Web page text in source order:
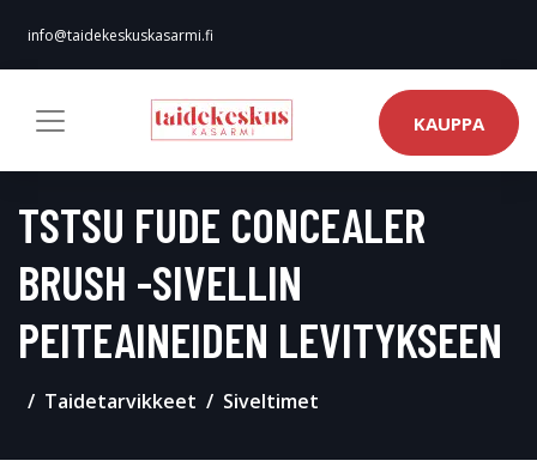
info@taidekeskuskasarmi.fi
KAUPPA
TSTSU FUDE CONCEALER
BRUSH -SIVELLIN
PEITEAINEIDEN LEVITYKSEEN
Taidetarvikkeet Siveltimet